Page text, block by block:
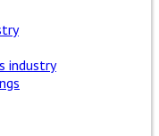
industry